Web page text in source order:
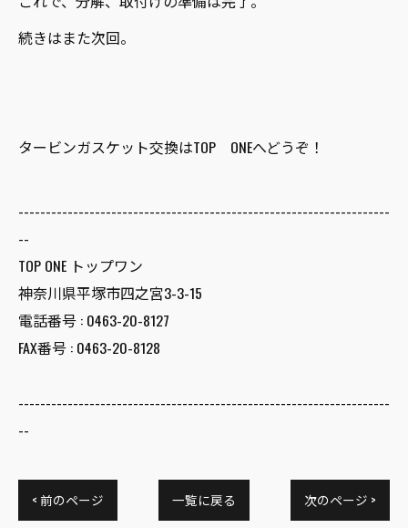
続きはまた次回。
タービンガスケット交換はTOP ONEへどうぞ！
--------------------------------------------------------------------
--
TOP ONE トップワン
神奈川県平塚市四之宮3-3-15
電話番号 : 0463-20-8127
FAX番号 : 0463-20-8128
--------------------------------------------------------------------
--
< 前のページ 一覧に戻る 次のページ >